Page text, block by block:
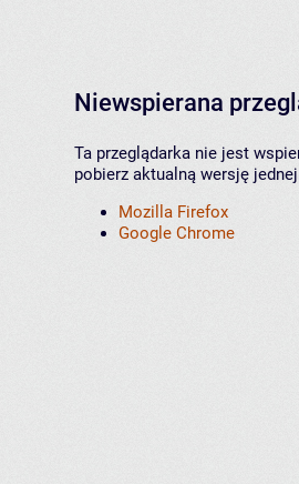
Niewspierana
Ta przeglądarka nie jest
pobierz aktualną wersję
Mozilla Firefox
Google Chrome